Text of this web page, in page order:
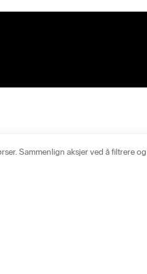
Sammenlign aksjer ved å filtrere